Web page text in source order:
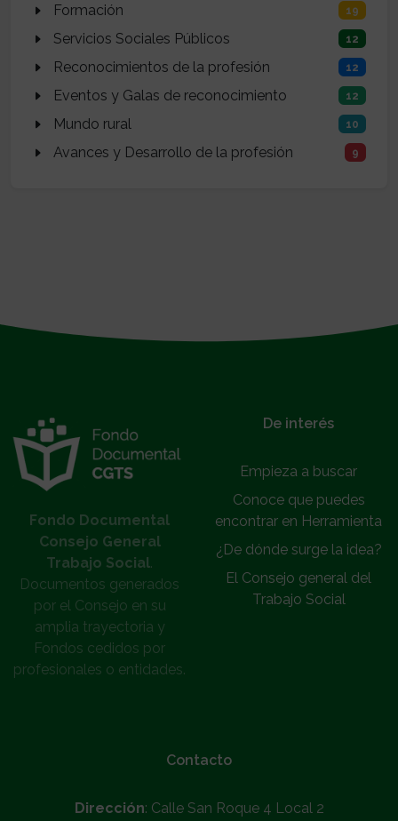
Formación 19
Servicios Sociales Públicos 12
Reconocimientos de la profesión 12
Eventos y Galas de reconocimiento 12
Mundo rural 10
Avances y Desarrollo de la profesión 9
Fondo Documental
Consejo General
Trabajo Social.
Documentos generados
por el Consejo en su
amplia trayectoria y
Fondos cedidos por
profesionales o entidades.
De interés
Empieza a buscar
Conoce que puedes
encontrar en Herramienta
¿De dónde surge la idea?
El Consejo general del
Trabajo Social
Contacto
Dirección: Calle San Roque 4 Local 2